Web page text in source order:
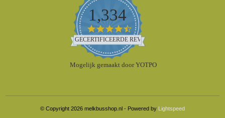
1,334
4.5
star
rating
GECERTIFICEERDE REVIEWS
Mogelijk gemaakt door YOTPO
© Copyright 2026 melkbusshop.nl - Powered by Lightspeed